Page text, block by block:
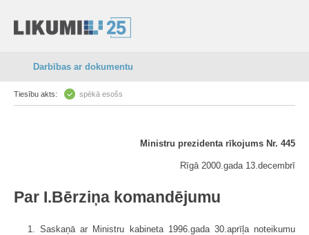
Darbības ar dokumentu
Tiesību akts: spēkā esošs
Ministru prezidenta rīkojums Nr. 445
Rīgā 2000.gada 13.decembrī
Par I.Bērziņa komandējumu
1. Saskaņā ar Ministru kabineta 1996.gada 30.aprīļa noteikumu